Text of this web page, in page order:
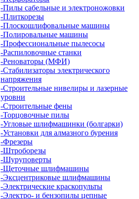
-Пилы сабельные и электроножовки
-Плиткорезы
-Плоскошлифовальные машины
-Полировальные машины
-Профессиональные пылесосы
-Распиловочные станки
-Реноваторы (МФИ)
-Стабилизаторы электрического
напряжения
-Строительные нивелиры и лазерные
уровни
-Строительные фены
-Торцовочные пилы
-Угловые шлифмашинки (болгарки)
-Установки для алмазного бурения
-Фрезеры
-Штроборезы
-Шуруповерты
-Щеточные шлифмашины
-Эксцентриковые шлифмашины
-Электрические краскопульты
-Электро- и бензопилы цепные